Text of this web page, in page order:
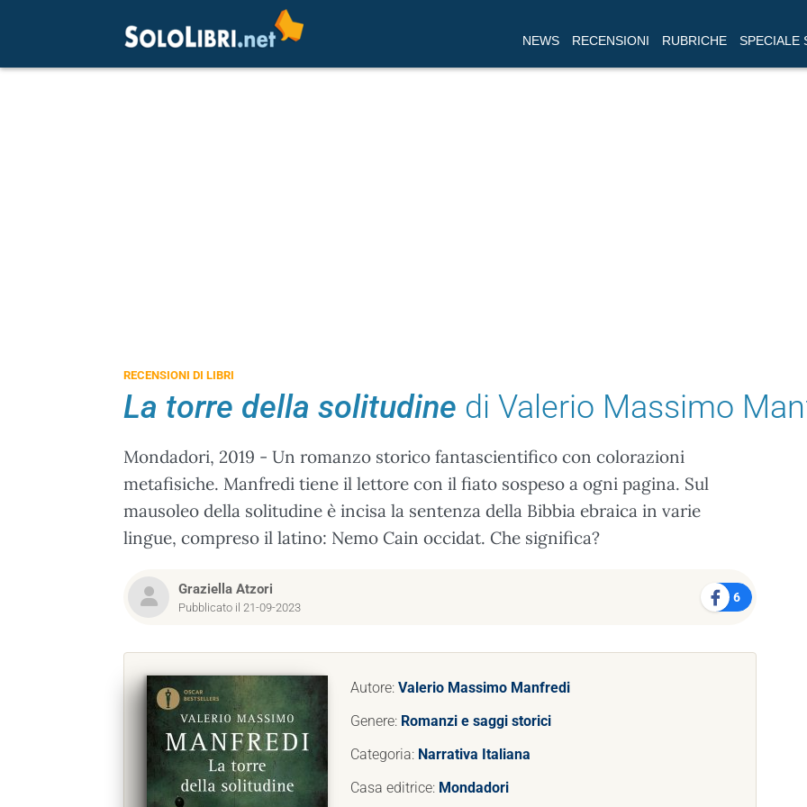
NEWS RECENSIONI RUBRICHE SPECIALE
RECENSIONI DI LIBRI
La torre della solitudine di Valerio Massimo
Mondadori, 2019 - Un romanzo storico fantascientifico con colorazioni
metafisiche. Manfredi tiene il lettore con il fiato sospeso a ogni pagina. Sul
mausoleo della solitudine è incisa la sentenza della Bibbia ebraica in varie
lingue, compreso il latino: Nemo Cain occidat. Che significa?
Graziella Atzori
Pubblicato il 21-09-2023
6
Autore: Valerio Massimo Manfredi
Genere: Romanzi e saggi storici
Categoria: Narrativa Italiana
Casa editrice: Mondadori